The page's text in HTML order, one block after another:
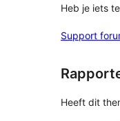
Heb je iets
Support
Heeft dit